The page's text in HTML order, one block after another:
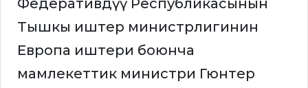
Федеративдүү Республикасынын
Тышкы иштер министрлигинин
Европа иштери боюнча
мамлекеттик министри Гюнтер